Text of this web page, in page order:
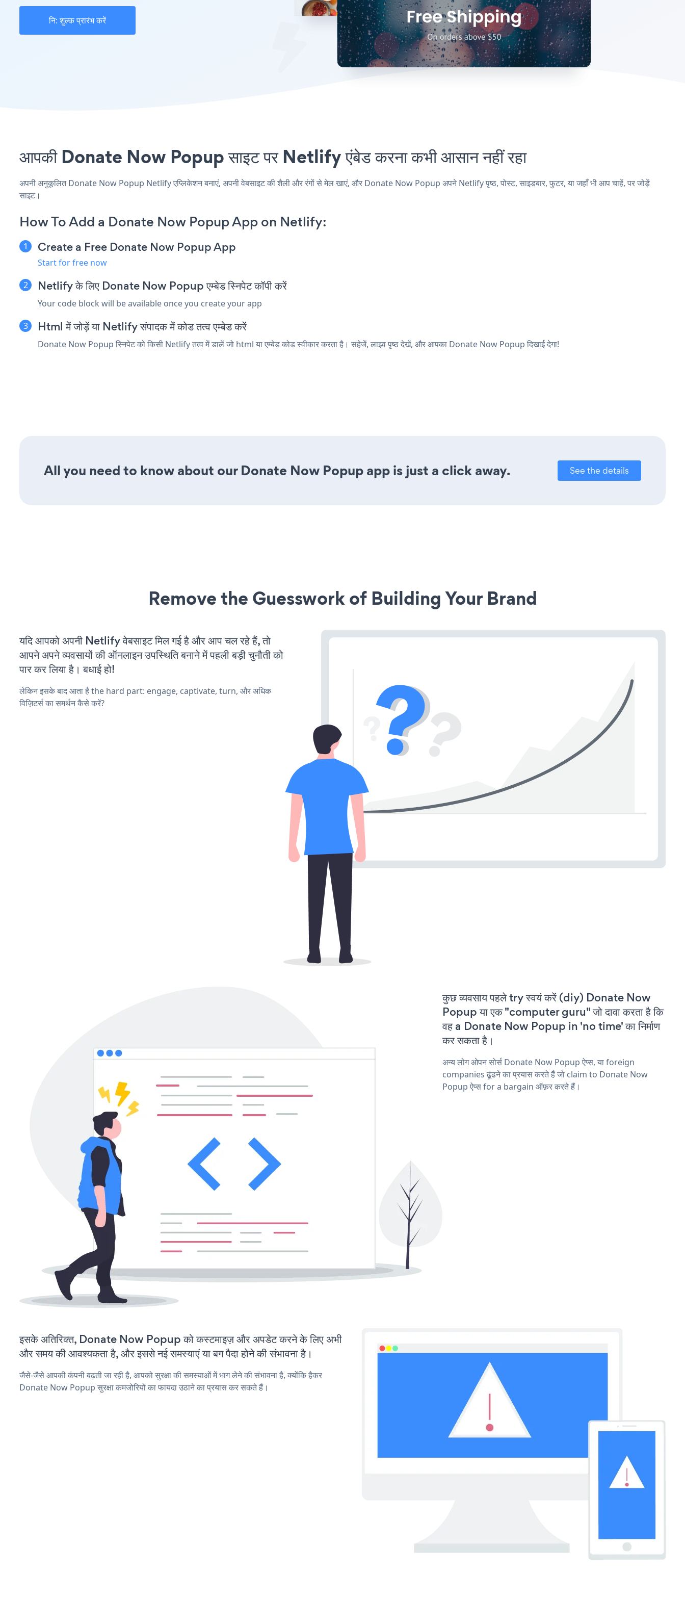
नि: शुल्क प्रारंभ करें
आपकी Donate Now Popup साइट पर Netlify एंबेड करना कभी आसान नहीं रहा
अपनी अनुकूलित Donate Now Popup Netlify एप्लिकेशन बनाएं, अपनी वेबसाइट की शैली और रंगों से मेल खाएं, और Donate Now Popup अपने Netlify पृष्ठ, पोस्ट, साइडबार, फुटर, या जहाँ भी आप चाहें, पर जोड़ें
साइट।
How To Add a Donate Now Popup App on Netlify:
Create a Free Donate Now Popup App
Start for free now
Netlify के लिए Donate Now Popup एम्बेड स्निपेट कॉपी करें
Your code block will be available once you create your app
Html में जोड़ें या Netlify संपादक में कोड तत्व एम्बेड करें
Donate Now Popup स्निपेट को किसी Netlify तत्व में डालें जो html या एम्बेड कोड स्वीकार करता है। सहेजें, लाइव पृष्ठ देखें, और आपका Donate Now Popup दिखाई देगा!
All you need to know about our Donate Now Popup app is just a click away. See the details
Remove the Guesswork of Building Your Brand
यदि आपको अपनी Netlify वेबसाइट मिल गई है और आप चल रहे हैं, तो
आपने अपने व्यवसायों की ऑनलाइन उपस्थिति बनाने में पहली बड़ी चुनौती को
पार कर लिया है। बधाई हो!
लेकिन इसके बाद आता है the hard part: engage, captivate, turn, और अधिक
विज़िटर्स का समर्थन कैसे करें?
कुछ व्यवसाय पहले try स्वयं करें (diy) Donate Now
Popup या एक "computer guru" जो दावा करता है कि
वह a Donate Now Popup in 'no time' का निर्माण
कर सकता है।
अन्य लोग ओपन सोर्स Donate Now Popup ऐप्स, या foreign
companies ढूंढने का प्रयास करते हैं जो claim to Donate Now
Popup ऐप्स for a bargain ऑफ़र करते हैं।
इसके अतिरिक्त, Donate Now Popup को कस्टमाइज़ और अपडेट करने के लिए अभी
और समय की आवश्यकता है, और इससे नई समस्याएं या बग पैदा होने की संभावना है।
जैसे-जैसे आपकी कंपनी बढ़ती जा रही है, आपको सुरक्षा की समस्याओं में भाग लेने की संभावना है, क्योंकि हैकर
Donate Now Popup सुरक्षा कमजोरियों का फायदा उठाने का प्रयास कर सकते हैं।